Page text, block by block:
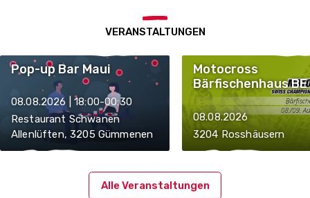
VERANSTALTUNGEN
Pop-up Bar Maui
08.08.2026 | 18:00-00:30
Restaurant Schwanen
Allenlüften, 3205 Gümmenen
Motocross
Bärfischenhaus BE
08.08.2026
3204 Rosshäusern
Alle Veranstaltungen